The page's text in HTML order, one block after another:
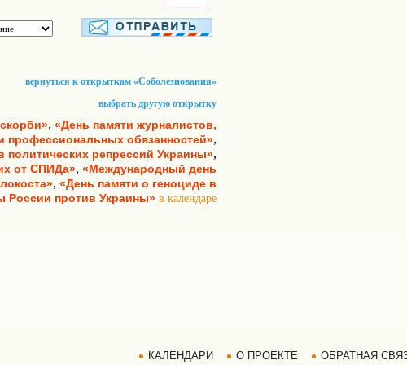
вернуться к открыткам «Соболезнования»
выбрать другую открытку
, «День памяти журналистов,
профессиональных обязанностей»,
политических репрессий Украины»,
от СПИДа», «Международный день
, «День памяти о геноциде в
России против Украины» в календаре
КАЛЕНДАРИ О ПРОЕКТЕ ОБРАТНАЯ